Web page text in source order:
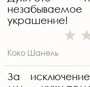
украшение!
Коко Шанель
За